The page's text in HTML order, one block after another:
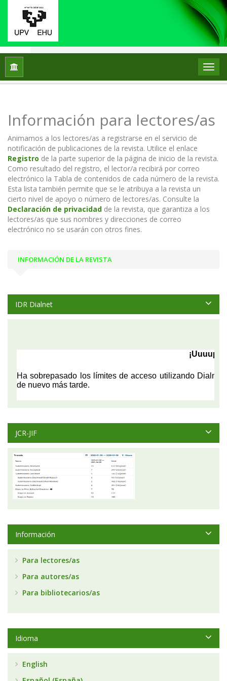
Inicio
Información para lectores/as
Animamos a los lectores/as a registrarse en el servicio de
notificación de publicaciones de la revista. Utilice el enlace
Registro de la parte superior de la página de inicio de la revista.
Como resultado del registro, el lector/a recibirá por correo
electrónico la Tabla de contenidos de cada número de la revista.
Esta lista también permite que se le atribuya a la revista un
cierto nivel de apoyo o número de lectores/as. Consulte la
Declaración de privacidad de la revista, que garantiza a los
lectores/as que sus nombres y direcciones de correo
electrónico no se usarán con otros fines.
INFORMACIÓN DE LA REVISTA
IDR Dialnet
JCR-JIF
Información
Para lectores/as
Para autores/as
Para bibliotecarios/as
Idioma
English